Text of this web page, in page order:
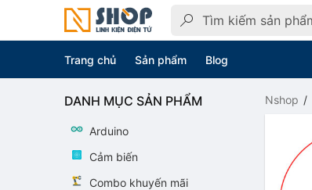
Trang chủ Sản phẩm Blog
Nshop
DANH MỤC SẢN PHẨM
Arduino
Cảm biến
Combo khuyến mãi